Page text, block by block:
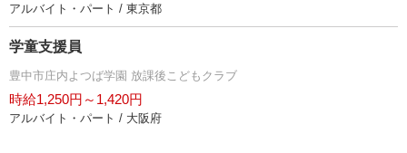
アルバイト・パート / 東京都
学童支援員
豊中市庄内よつば学園 放課後こどもクラブ
時給1,250円～1,420円
アルバイト・パート / 大阪府